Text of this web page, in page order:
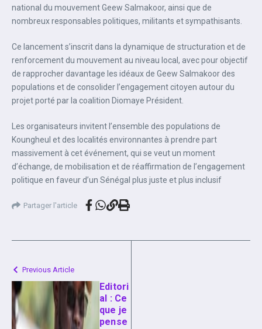
national du mouvement Geew Salmakoor, ainsi que de
nombreux responsables politiques, militants et sympathisants.
Ce lancement s’inscrit dans la dynamique de structuration et de
renforcement du mouvement au niveau local, avec pour objectif
de rapprocher davantage les idéaux de Geew Salmakoor des
populations et de consolider l’engagement citoyen autour du
projet porté par la coalition Diomaye Président.
Les organisateurs invitent l’ensemble des populations de
Koungheul et des localités environnantes à prendre part
massivement à cet événement, qui se veut un moment
d’échange, de mobilisation et de réaffirmation de l’engagement
politique en faveur d’un Sénégal plus juste et plus inclusif
Partager l'article
Previous Article
Editori
al : Ce
que je
pense